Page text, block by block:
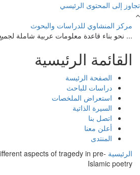
تجاوز إلى المحتوى الرئيسي
مركز المنشاوي للدراسات والبحوث
... نحو بناء قاعدة معلومات عربية شاملة
القائمة الرئيسية
الصفحة الرئيسة
دراسات للباحث
استعراض الملخصات
السيرة الذاتية
اتصل بنا
أعلن معنا
المنتدى
الرئيسية aspects of tragedy in pre-
Islamic poetry